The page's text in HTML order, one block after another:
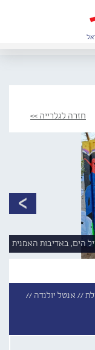
חזרה לגלרייה >>
הים, באדיבות האמנית
// אנטל יולנדה //